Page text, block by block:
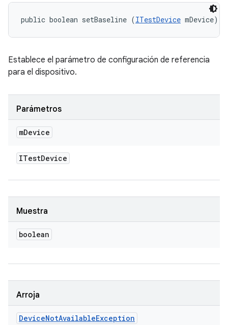
public boolean setBaseline (ITestDevice mDevice)
Establece el parámetro de configuración de referencia
para el dispositivo.
Parámetros
mDevice
ITestDevice
Muestra
boolean
Arroja
DeviceNotAvailableException